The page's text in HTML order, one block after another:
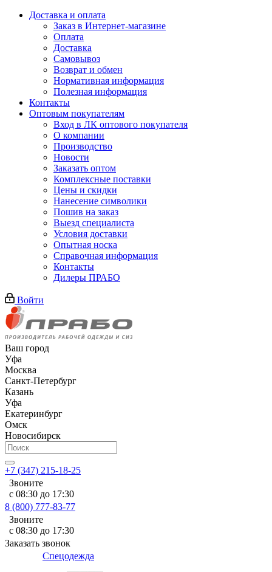
Доставка и оплата
Заказ в Интернет-магазине
Оплата
Доставка
Самовывоз
Возврат и обмен
Нормативная информация
Полезная информация
Контакты
Оптовым покупателям
Вход в ЛК оптового покупателя
О компании
Производство
Новости
Заказать оптом
Комплексные поставки
Цены и скидки
Нанесение символики
Пошив на заказ
Выезд специалиста
Условия доставки
Опытная носка
Справочная информация
Контакты
Дилеры ПРАБО
Войти
Ваш город
Уфа
Москва
Санкт-Петербург
Казань
Уфа
Екатеринбург
Омск
Новосибирск
+7 (347) 215-18-25
Звоните
с 08:30 до 17:30
8 (800) 777-83-77
Звоните
с 08:30 до 17:30
Заказать звонок
Спецодежда